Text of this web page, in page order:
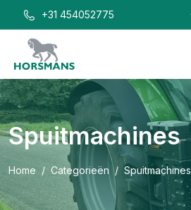
+31 454052775
Spuitmachines
Home Categorieën Spuitmachines